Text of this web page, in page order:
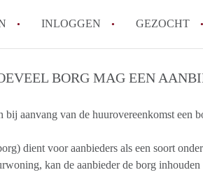
INLOGGEN GEZOCHT
How to translate
Wat is de
Is KamerAmersfoort
in Amersfoort?
BORG MAG EEN
bij aanvang van de huurovereenkomst een
dient voor aanbieders als een soort
kan de aanbieder de borg